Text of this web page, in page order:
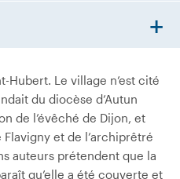
Hubert. Le village n’est cité
du diocèse d’Autun
de l’évêché de Dijon, et
et de l’archiprêtré
auteurs prétendent que la
qu’elle a été couverte et